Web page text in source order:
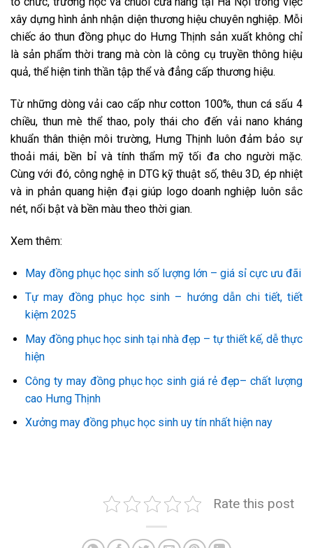
xây dựng hình ảnh nhận diện thương hiệu chuyên nghiệp. Mỗi
chiếc áo thun đồng phục do Hưng Thịnh sản xuất không chỉ
là sản phẩm thời trang mà còn là công cụ truyền thông hiệu
quả, thể hiện tinh thần tập thể và đẳng cấp thương hiệu.
Từ những dòng vải cao cấp như cotton 100%, thun cá sấu 4
chiều, thun mè thể thao, poly thái cho đến vải nano kháng
khuẩn thân thiện môi trường, Hưng Thịnh luôn đảm bảo sự
thoải mái, bền bỉ và tính thẩm mỹ tối đa cho người mặc.
Cùng với đó, công nghệ in DTG kỹ thuật số, thêu 3D, ép nhiệt
và in phản quang hiện đại giúp logo doanh nghiệp luôn sắc
nét, nổi bật và bền màu theo thời gian.
Xem thêm:
May đồng phục học sinh số lượng lớn – giá sỉ cực ưu đãi
Tự may đồng phục học sinh – hướng dẫn chi tiết, tiết
kiệm 2025
May đồng phục học sinh tại nhà đẹp – tự thiết kế, dễ thực
hiện
Công ty may đồng phục học sinh giá rẻ đẹp– chất lượng
cao Hưng Thịnh
Xưởng may đồng phục học sinh uy tín nhất hiện nay
Rate this post